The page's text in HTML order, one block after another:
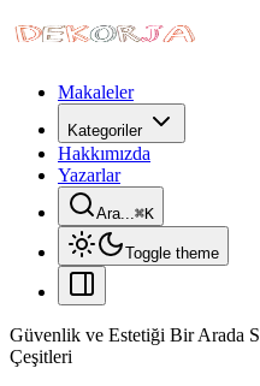
Makaleler
Kategoriler
Hakkımızda
Yazarlar
Ara...⌘K
Toggle theme
Güvenlik ve Estetiği Bir Arada
Çeşitleri